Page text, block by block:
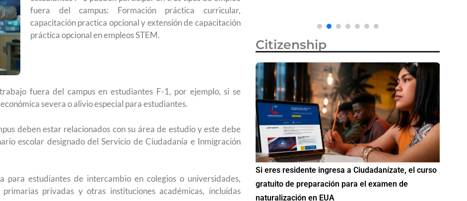
fuera del campus: Formación práctica curricular,
capacitación practica opcional y extensión de capacitación
práctica opcional en empleos STEM.
fuera del campus en estudiantes F-1, por ejemplo, si se
severa o alivio especial para estudiantes.
deben estar relacionados con su área de estudio y este debe
escolar designado del Servicio de Ciudadanía e Inmigración
estudiantes de intercambio en colegios o universidades,
privadas y otras instituciones académicas, incluidas
Citizenship
en primavera
para el examen de naturalización en EUA
Si eres residente ingresa a Ciudadanízate, el curso
gratuito de preparación para el examen de
naturalización en EUA